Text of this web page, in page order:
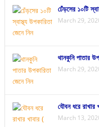
ঢেঁড়সের ১০টি
March 29,
থানকুনি পাতার
March 29,
যৌবন ধরে রাখার
March 13,